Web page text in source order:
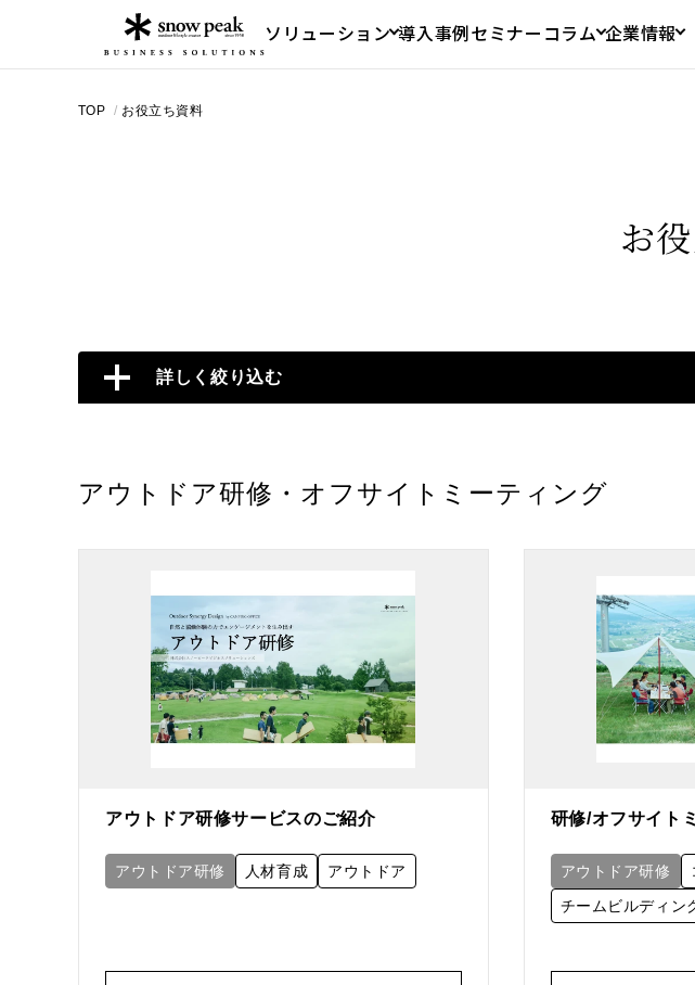
ソリューション 導入事例セミナー コラム 企業情報
TOP / お役立ち資料
お
詳しく絞り込む
アウトドア研修・オフサイトミーティング
アウトドア研修サービスのご紹介
アウトドア研修 人材育成 アウトドア
研修/オフサイト
アウトドア研修
チームビルディン